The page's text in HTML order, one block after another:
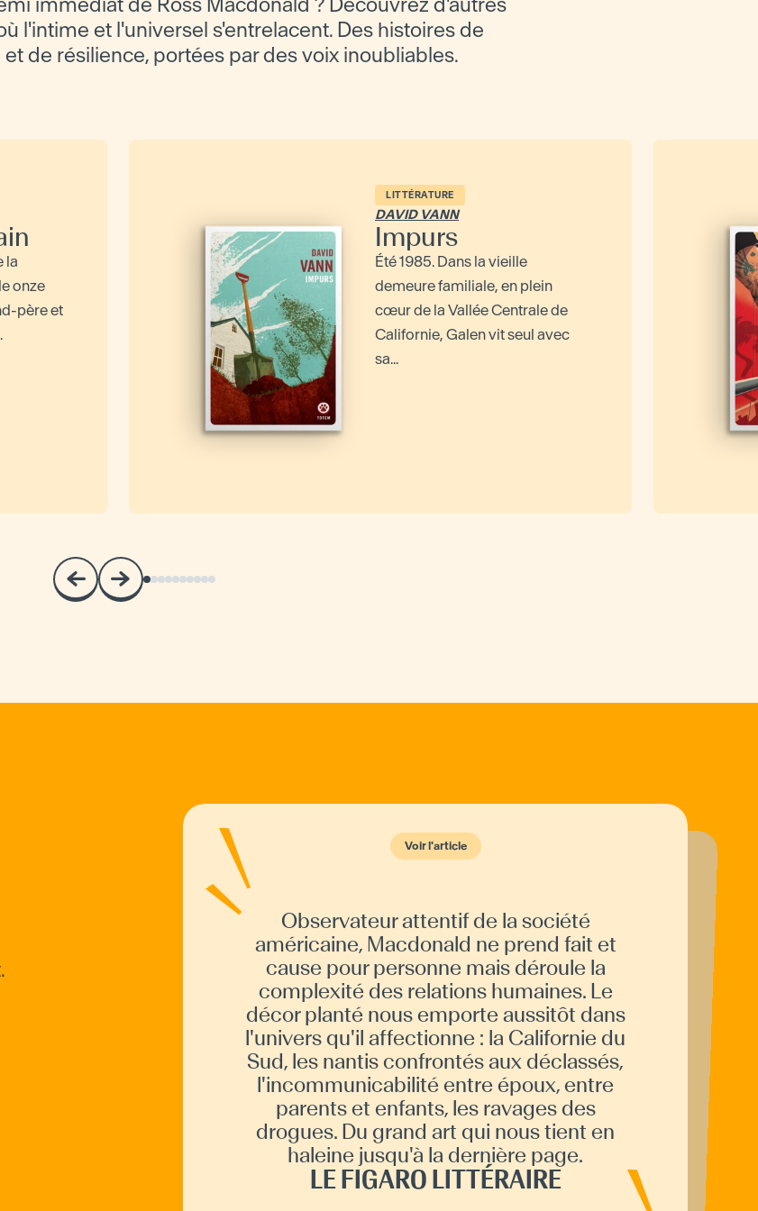
l'intime et l'universel s'entrelacent. Des histoires de
de résilience, portées par des voix inoubliables.
la
onze
père et
LITTÉRATURE
DAVID VANN
Impurs
Été 1985. Dans la vieille
demeure familiale, en plein
cœur de la Vallée Centrale de
Californie, Galen vit seul avec
sa...
Voir l'article
Observateur attentif de la société
américaine, Macdonald ne prend fait et
cause pour personne mais déroule la
complexité des relations humaines. Le
décor planté nous emporte aussitôt dans
l'univers qu'il affectionne : la Californie du
Sud, les nantis confrontés aux déclassés,
l'incommunicabilité entre époux, entre
parents et enfants, les ravages des
drogues. Du grand art qui nous tient en
haleine jusqu'à la dernière page.
LE FIGARO LITTÉRAIRE
Voir l'article
Résumé Cision uniquement — une libraire
de Bordeaux recommande L'ennemi
immédiat de Ross MacDonald : un polar
captivant suivant le détective Lew Archer
enquêtant sur la disparition d'une
adolescente, révélant des secrets de
famille, enlèvements et meurtres.
L'intrigue complexe et surprenante
maintient le lecteur en haleine.
ICI GIRONDE